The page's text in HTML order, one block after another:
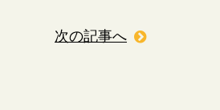
次の記事へ